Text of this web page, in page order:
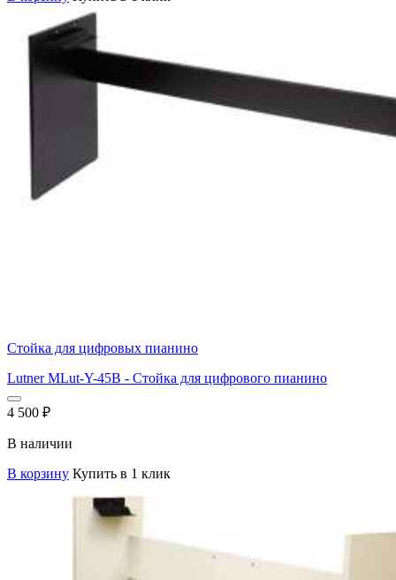
Стойка для цифровых пианино
Lutner MLut-Y-45B - Стойка для цифрового пианино
4 500 ₽
В наличии
В корзину Купить в 1 клик